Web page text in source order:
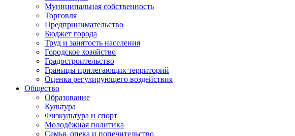
Муниципальная собственность
Торговля
Предпринимательство
Бюджет города
Труд и занятость населения
Городское хозяйство
Градостроительство
Границы прилегающих территорий
Оценка регулирующего воздействия
Общество
Образование
Культура
Физкультура и спорт
Молодёжная политика
Семья, опека и попечительство